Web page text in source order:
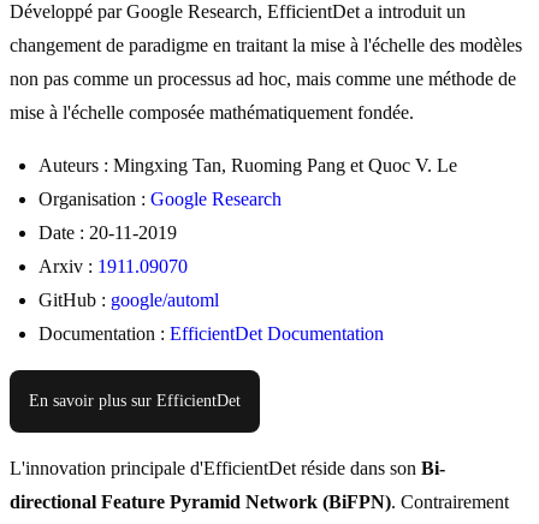
Développé par Google Research, EfficientDet a introduit un
changement de paradigme en traitant la mise à l'échelle des modèles
non pas comme un processus ad hoc, mais comme une méthode de
mise à l'échelle composée mathématiquement fondée.
Auteurs : Mingxing Tan, Ruoming Pang et Quoc V. Le
Organisation : Google Research
Date : 20-11-2019
Arxiv : 1911.09070
GitHub : google/automl
Documentation : EfficientDet Documentation
En savoir plus sur EfficientDet
L'innovation principale d'EfficientDet réside dans son Bi-
directional Feature Pyramid Network (BiFPN). Contrairement